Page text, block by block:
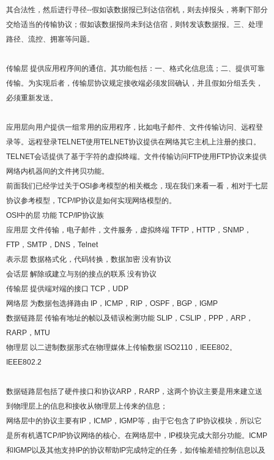
其合法性，然后进行寻径--假如该数据报已到达信宿机，则去掉报头，将剩下部分
交给适当的传输协议；假如该数据报尚未到达信宿，则转发该数据报。三、处理
路径、流控、拥塞等问题。
传输层 提供应用程序间的通信。其功能包括：一、格式化信息流；二、提供可靠
传输。为实现后者，传输层协议规定接收端必须发回确认，并且假如分组丢失，
必须重新发送。
应用层向用户提供一组常用的应用程序，比如电子邮件、文件传输访问、远程登
录等。远程登录TELNET使用TELNET协议提供在网络其它主机上注册的接口。
TELNET会话提供了基于字符的虚拟终端。文件传输访问FTP使用FTP协议来提供
网络内机器间的文件拷贝功能。
前面我们已经学过关于OSI参考模型的相关概念，现在我们来看一看，相对于七层
协议参考模型，TCP/IP协议是如何实现网络模型的。
OSI中的层 功能 TCP/IP协议族
应用层 文件传输，电子邮件，文件服务，虚拟终端 TFTP，HTTP，SNMP，
FTP，SMTP，DNS，Telnet
表示层 数据格式化，代码转换，数据加密 没有协议
会话层 解除或建立与别的接点的联系 没有协议
传输层 提供端对端的接口 TCP，UDP
网络层 为数据包选择路由 IP，ICMP，RIP，OSPF，BGP，IGMP
数据链路层 传输有地址的帧以及错误检测功能 SLIP，CSLIP，PPP，ARP，
RARP，MTU
物理层 以二进制数据形式在物理媒体上传输数据 ISO2110，IEEE802。
IEEE802.2
数据链路层包括了硬件接口和协议ARP，RARP，这两个协议主要是用来建立送
到物理层上的信息和接收从物理层上传来的信息；
网络层中的协议主要有IP，ICMP，IGMP等，由于它包含了IP协议模块，所以它
是所有机遇TCP/IP协议网络的核心。在网络层中，IP模块完成大部分功能。ICMP
和IGMP以及其他支持IP的协议帮助IP完成特定的任务，如传输差错控制信息以及